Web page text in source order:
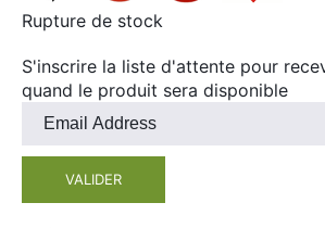
Rupture de stock
S'inscrire la liste d'attente pour
quand le produit sera disponible
Entrez
adresse
mail
VALIDER